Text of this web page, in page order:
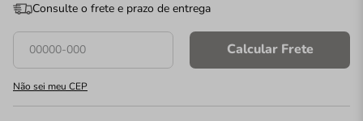
Consulte o frete e prazo de entrega
Calcular Frete
Não sei meu CEP